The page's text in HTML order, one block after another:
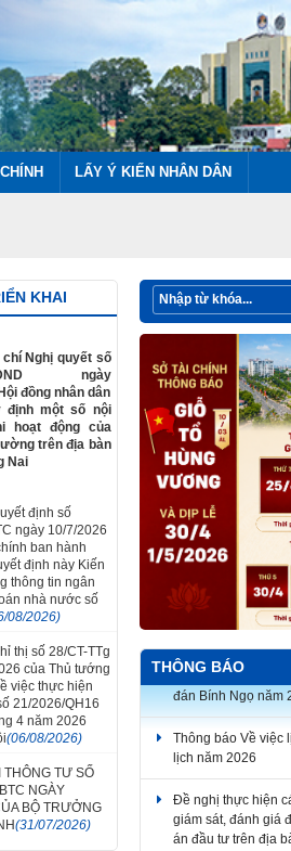
LẤY Ý KIẾN NHÂN DÂN
KHAI
chí Nghị quyết số
HĐND ngày
đồng nhân dân
định một số nội
hoạt động của
trên địa bàn
Nai
định số
ngày 10/7/2026
ban hành
định này Kiến
thông tin ngân
nhà nước số
08/2026)
thị số 28/CT-TTg
của Thủ tướng
việc thực hiện
21/2026/QH16
4 năm 2026
(06/08/2026)
THÔNG TƯ SỐ
NGÀY
BỘ TRƯỞNG
(31/07/2026)
THÔNG BÁO
Thông báo về việc
đán Bính Ngọ năm
Thông báo Về việc
lịch năm 2026
Đề nghị thực hiện
giám sát, đánh giá
án đầu tư trên địa